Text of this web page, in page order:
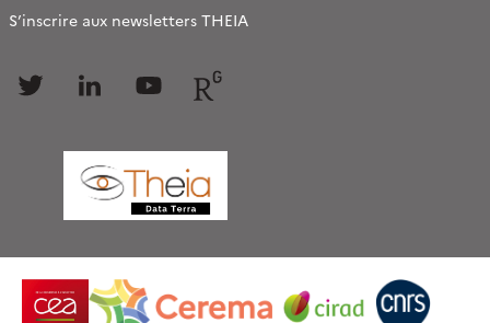
S’inscrire aux newsletters THEIA
Follow Follow